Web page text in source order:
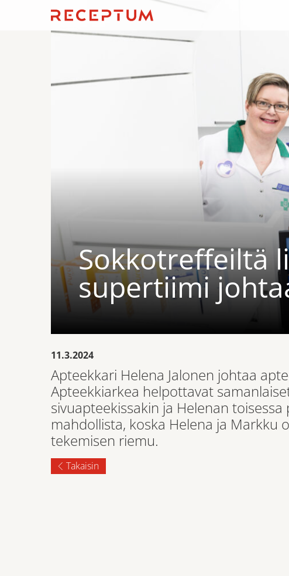
Sokkotreffeiltä
supertiimi
11.3.2024
Apteekkari Helena Jalonen johtaa
Apteekkiarkea helpottavat
sivuapteekissakin ja Helenan
mahdollista, koska Helena ja
tekemisen riemu.
Takaisin